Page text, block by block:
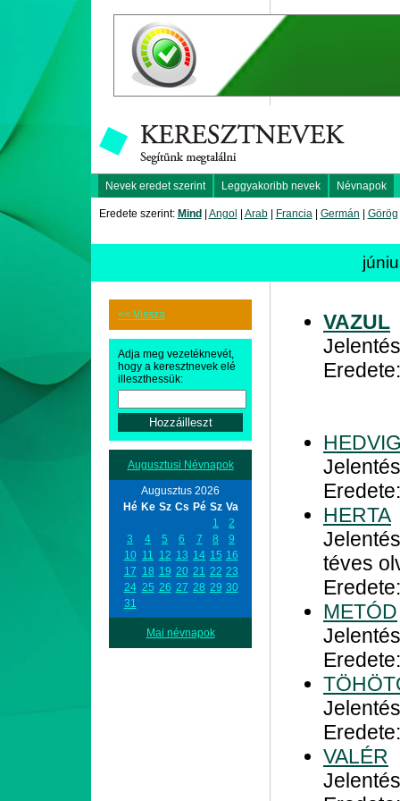
Nevek eredet szerint Leggyakoribb nevek Névnapok
Eredete szerint: Mind Angol Arab| Francia| Germán Görög
<< Vissza
Adja meg vezetéknevét,
hogy a keresztnevek elé
illeszthessük:
Augusztusi Névnapok
Augusztus 2026
Hé Ke Sz Cs Pé Sz Va
1
2
3
4 5 6 7 8
9
10 11 12 13 14 15 16
17 18 19 20 21 22 23
24 25 26 27 28 29 30
31
Mai névnapok
VAZUL
HERTA
téves
Eredete:
METÓD
VALÉR